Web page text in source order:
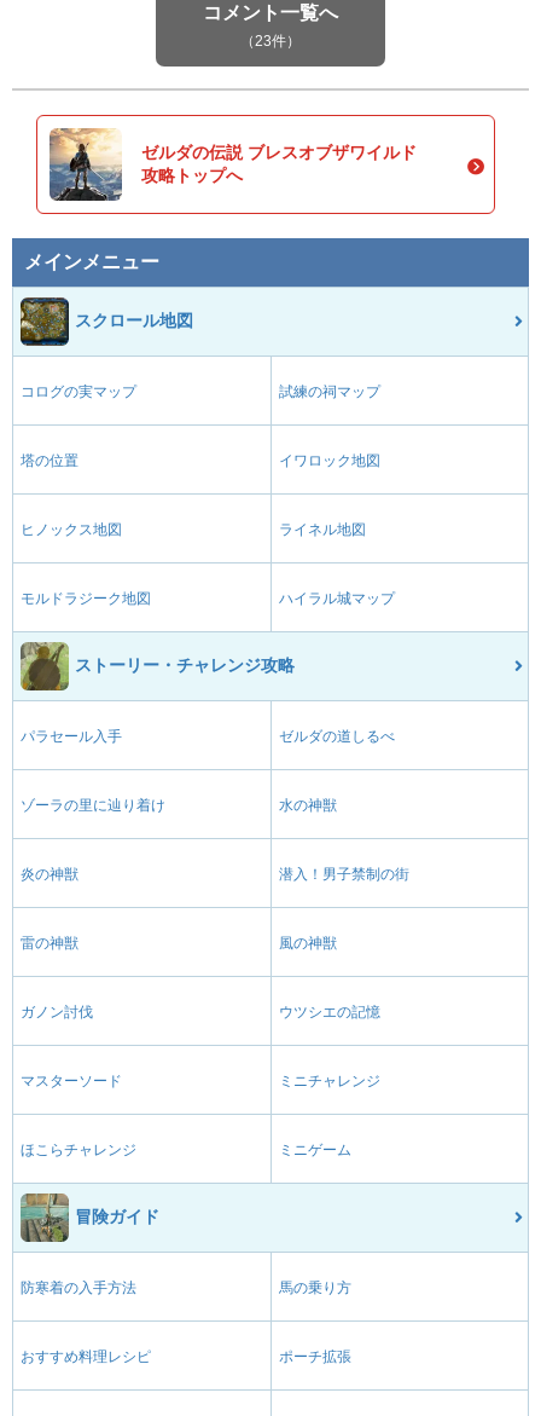
コメント一覧へ
（23件）
ゼルダの伝説 ブレスオブザワイルド
攻略トップへ
メインメニュー
スクロール地図
コログの実マップ 試練の祠マップ
塔の位置 イワロック地図
ヒノックス地図 ライネル地図
モルドラジーク地図 ハイラル城マップ
ストーリー・チャレンジ攻略
パラセール入手 ゼルダの道しるべ
ゾーラの里に辿り着け 水の神獣
炎の神獣 潜入！男子禁制の街
雷の神獣 風の神獣
ガノン討伐 ウツシエの記憶
マスターソード ミニチャレンジ
ほこらチャレンジ ミニゲーム
冒険ガイド
防寒着の入手方法 馬の乗り方
おすすめ料理レシピ ポーチ拡張